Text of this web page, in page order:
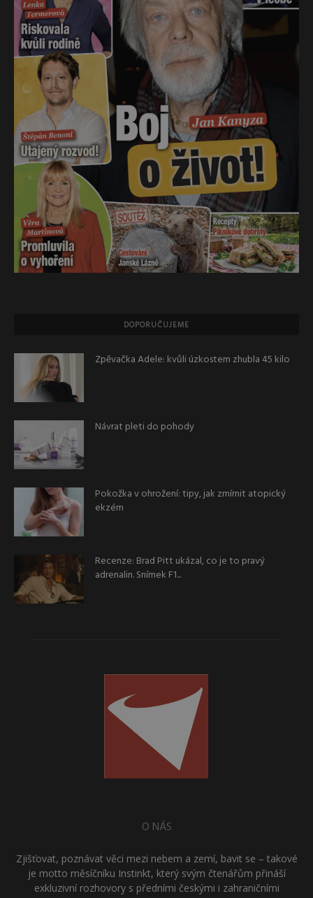
DOPORUČUJEME
Zpěvačka Adele: kvůli úzkostem zhubla 45 kilo
Návrat pleti do pohody
Pokožka v ohrožení: tipy, jak zmírnit atopický
ekzém
Recenze: Brad Pitt ukázal, co je to pravý
adrenalin. Snímek F1...
O NÁS
Zjišťovat, poznávat věci mezi nebem a zemí, bavit se – takové
je motto měsíčníku Instinkt, který svým čtenářům přináší
exkluzivní rozhovory s předními českými i zahraničními